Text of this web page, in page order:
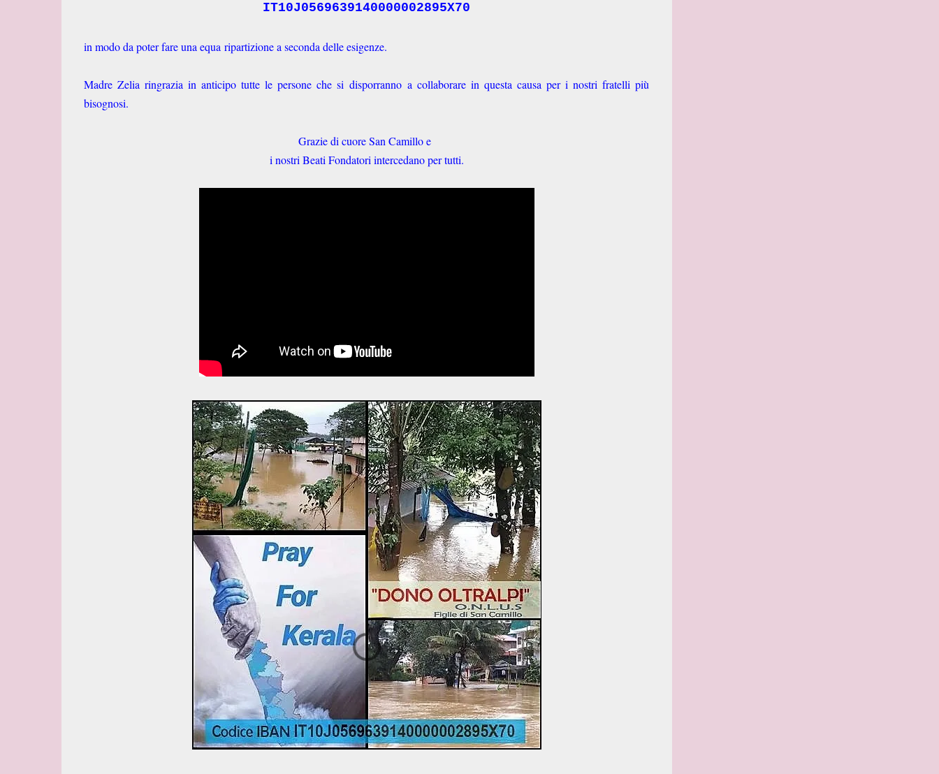
IT10J0569639140000002895X70
in modo da poter fare una equa ripartizione a seconda delle esigenze.
Madre Zelia ringrazia in anticipo tutte le persone che si disporranno a collaborare in questa causa per i nostri fratelli più
bisognosi.
Grazie di cuore San Camillo e
i nostri Beati Fondatori intercedano per tutti.